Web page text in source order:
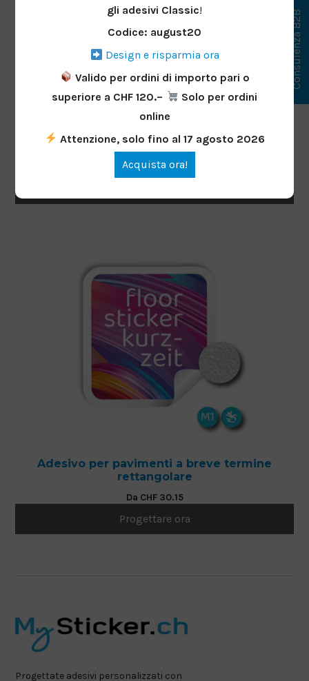
Rotondo adesivo per pavimenti a lungo
termine
DaCHF30.20
Adesivo per pavimenti a breve termine
rettangolare
Da CHF30.15
Progettare ora
Progettate adesivi personalizzati con
gli adesivi Classic!
Codice: august20
Design e risparmia ora
Valido per ordini di importo pari o
superiore a CHF 120.–
Solo per ordini
online
Attenzione, solo fino al 17 agosto 2026
Acquista ora!
Consulenza B2B